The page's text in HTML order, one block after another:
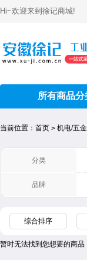
Hi~欢迎来到 徐记商城!
所有商品分
当前位置： 首页 > 机电/五金
分类
品牌
综合排序
暂时无法找到您想要的商品